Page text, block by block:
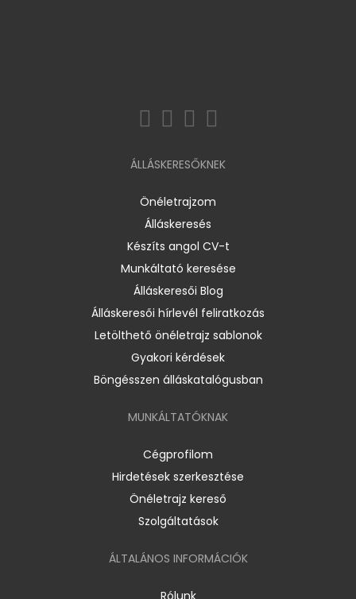
ÁLLÁSKERESŐKNEK
Önéletrajzom
Álláskeresés
Készíts angol CV-t
Munkáltató keresése
Álláskeresői Blog
Álláskeresői hírlevél feliratkozás
Letölthető önéletrajz sablonok
Gyakori kérdések
Böngésszen álláskatalógusban
MUNKÁLTATÓKNAK
Cégprofilom
Hirdetések szerkesztése
Önéletrajz kereső
Szolgáltatások
ÁLTALÁNOS INFORMÁCIÓK